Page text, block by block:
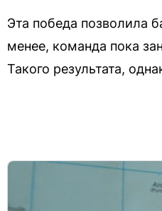
Эта победа позволила
менее, команда пока
Такого результата,